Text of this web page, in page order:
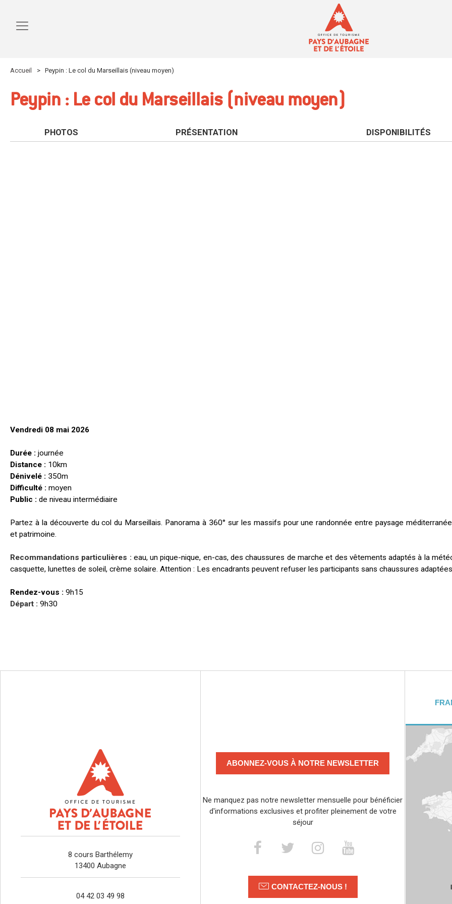
Accueil > Peypin : Le col du Marseillais (niveau moyen)
Peypin : Le col du Marseillais (niveau moyen)
PHOTOS PRÉSENTATION DISPONIBILITÉS
Vendredi 08 mai 2026
Durée : journée
Distance : 10km
Dénivelé : 350m
Difficulté : moyen
Public : de niveau intermédiaire
Partez à la découverte du col du Marseillais. Panorama à 360° sur les massifs pour une randonnée entre paysage
et patrimoine.
Recommandations particulières : eau, un pique-nique, en-cas, des chaussures de marche et des vêtements adaptés à la
casquette, lunettes de soleil, crème solaire. Attention : Les encadrants peuvent refuser les participants sans chaussures
Rendez-vous : 9h15
Départ : 9h30
8 cours Barthélemy
13400 Aubagne
04 42 03 49 98
ABONNEZ-VOUS À NOTRE NEWSLETTER
Ne manquez pas notre newsletter mensuelle pour bénéficier
d'informations exclusives et profiter pleinement de votre
séjour
CONTACTEZ-NOUS !